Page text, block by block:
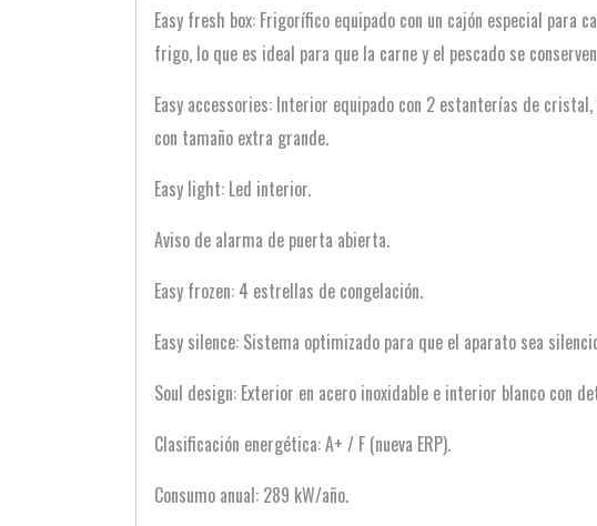
Easy fresh box: Frigorífico equipado con un cajón especial para
frigo, lo que es ideal para que la carne y el pescado se
Easy accessories: Interior equipado con 2 estanterías de
con tamaño extra grande.
Easy light: Led interior.
Aviso de alarma de puerta abierta.
Easy frozen: 4 estrellas de congelación.
Easy silence: Sistema optimizado para que el aparato sea
Soul design: Exterior en acero inoxidable e interior blanco con
Clasificación energética: A+ / F (nueva ERP).
Consumo anual: 289 kW/año.